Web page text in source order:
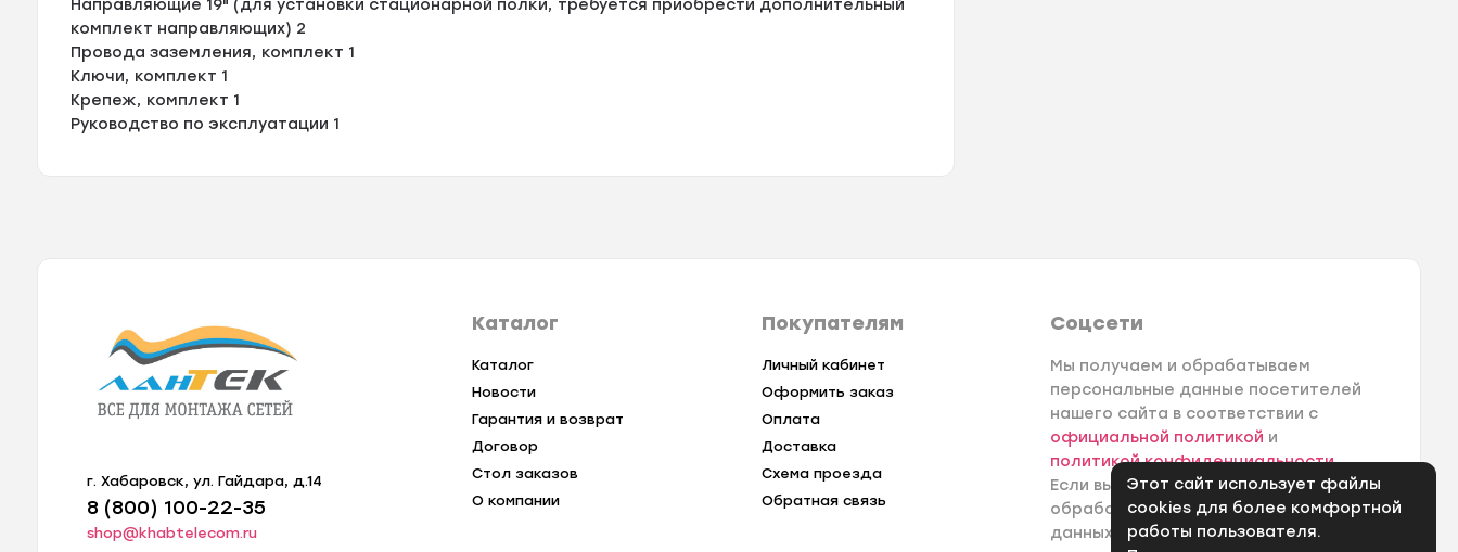
Этот сайт использует файлы
cookies для более комфортной
работы пользователя.
Направляющие 19" (для установки стационарной полки, требуется приобрести дополнительный
комплект направляющих) 2
Провода заземления, комплект 1
Ключи, комплект 1
Крепеж, комплект 1
Руководство по эксплуатации 1
г. Хабаровск, ул. Гайдара, д.14
8 (800) 100-22-35
shop@khabtelecom.ru
Каталог
Каталог
Новости
Гарантия и возврат
Договор
Стол заказов
О компании
Покупателям
Личный кабинет
Оформить заказ
Оплата
Доставка
Схема проезда
Обратная связь
Соцсети
Мы получаем и обрабатываем
персональные данные посетителей
нашего сайта в соответствии с
официальной политикой и
политикой конфиденциальности.
Если вы не даете согласия на
обработку своих персональных
данных, вам необходимо покинуть